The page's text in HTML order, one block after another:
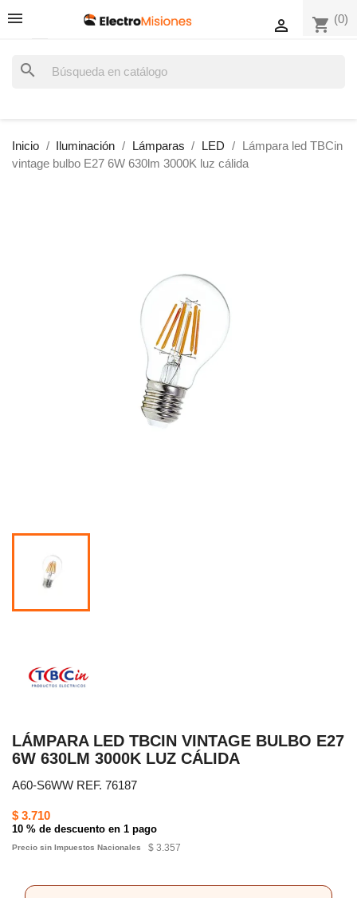
shopping_cart (0)

search
Inicio Iluminación Lámparas LED
Lámpara led TBCin
vintage bulbo E27 6W 630lm 3000K luz cálida
LÁMPARA LED TBCIN VINTAGE BULBO E27
6W 630LM 3000K LUZ CÁLIDA
A60-S6WW REF. 76187
$ 3.710
10 % de descuento en 1 pago
Precio sin Impuestos Nacionales $ 3.357